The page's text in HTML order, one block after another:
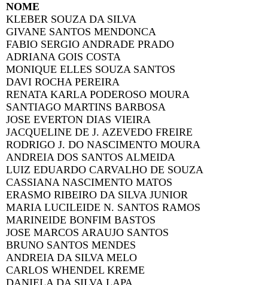
NOME
KLEBER SOUZA DA SILVA
GIVANE SANTOS MENDONCA
FABIO SERGIO ANDRADE PRADO
ADRIANA GOIS COSTA
MONIQUE ELLES SOUZA SANTOS
DAVI ROCHA PEREIRA
RENATA KARLA PODEROSO MOURA
SANTIAGO MARTINS BARBOSA
JOSE EVERTON DIAS VIEIRA
JACQUELINE DE J. AZEVEDO FREIRE
RODRIGO J. DO NASCIMENTO MOURA
ANDREIA DOS SANTOS ALMEIDA
LUIZ EDUARDO CARVALHO DE SOUZA
CASSIANA NASCIMENTO MATOS
ERASMO RIBEIRO DA SILVA JUNIOR
MARIA LUCILEIDE N. SANTOS RAMOS
MARINEIDE BONFIM BASTOS
JOSE MARCOS ARAUJO SANTOS
BRUNO SANTOS MENDES
ANDREIA DA SILVA MELO
CARLOS WHENDEL KREME
DANIELA DA SILVA LAPA